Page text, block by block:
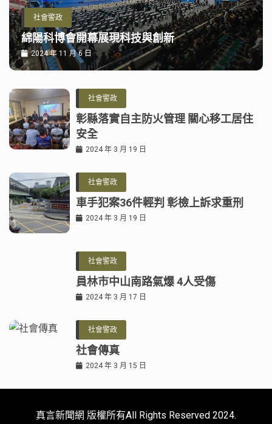
社會警政
綿陽科博會開幕展現科技與創新
2024 年 11 月 6 日
社會警政
彰縣落實自主防火管理 關心移工居住
安全
2024 年 3 月 19 日
社會警政
車手犯案36件輕判 彰檢上訴求重刑
2024 年 3 月 19 日
社會警政
員林市中山南路氣爆 4人受傷
2024 年 3 月 17 日
社會警政
社會傳真
2024 年 3 月 15 日
真言新聞網 版權所有All Rights Reserved 2024.